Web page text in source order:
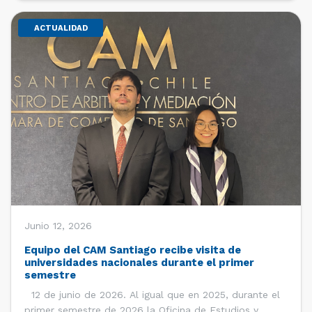
ACTUALIDAD
Junio 12, 2026
Equipo del CAM Santiago recibe visita de
universidades nacionales durante el primer
semestre
12 de junio de 2026. Al igual que en 2025, durante el